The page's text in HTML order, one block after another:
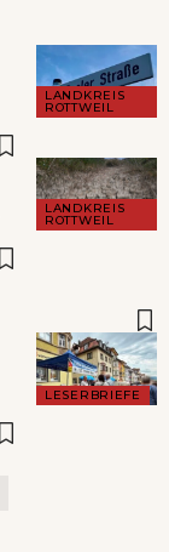
LANDKREIS
ROTTWEIL
LANDKREIS
ROTTWEIL
LESERBRIEFE